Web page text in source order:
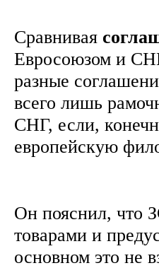
Сравнивая
Евросоюзом и
разные
всего лишь
СНГ, если,
европейскую
Он пояснил, что
товарами и
основном это не